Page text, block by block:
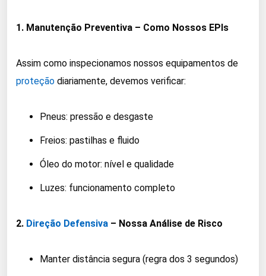
1. Manutenção Preventiva – Como Nossos EPIs
Assim como inspecionamos nossos equipamentos de
proteção diariamente, devemos verificar:
Pneus: pressão e desgaste
Freios: pastilhas e fluido
Óleo do motor: nível e qualidade
Luzes: funcionamento completo
2. Direção Defensiva – Nossa Análise de Risco
Manter distância segura (regra dos 3 segundos)